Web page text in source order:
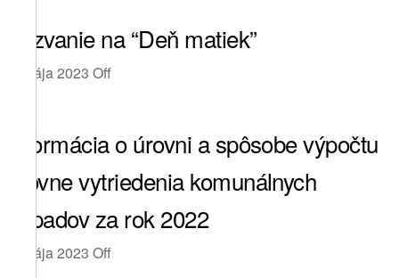
Pozvanie na “Deň matiek”
4. mája 2023 Off
Informácia o úrovni a spôsobe výpočtu
úrovne vytriedenia komunálnych
odpadov za rok 2022
3. mája 2023 Off